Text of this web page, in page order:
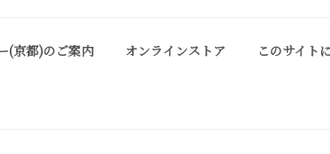
(京都)のご案内 オンラインストア このサイト